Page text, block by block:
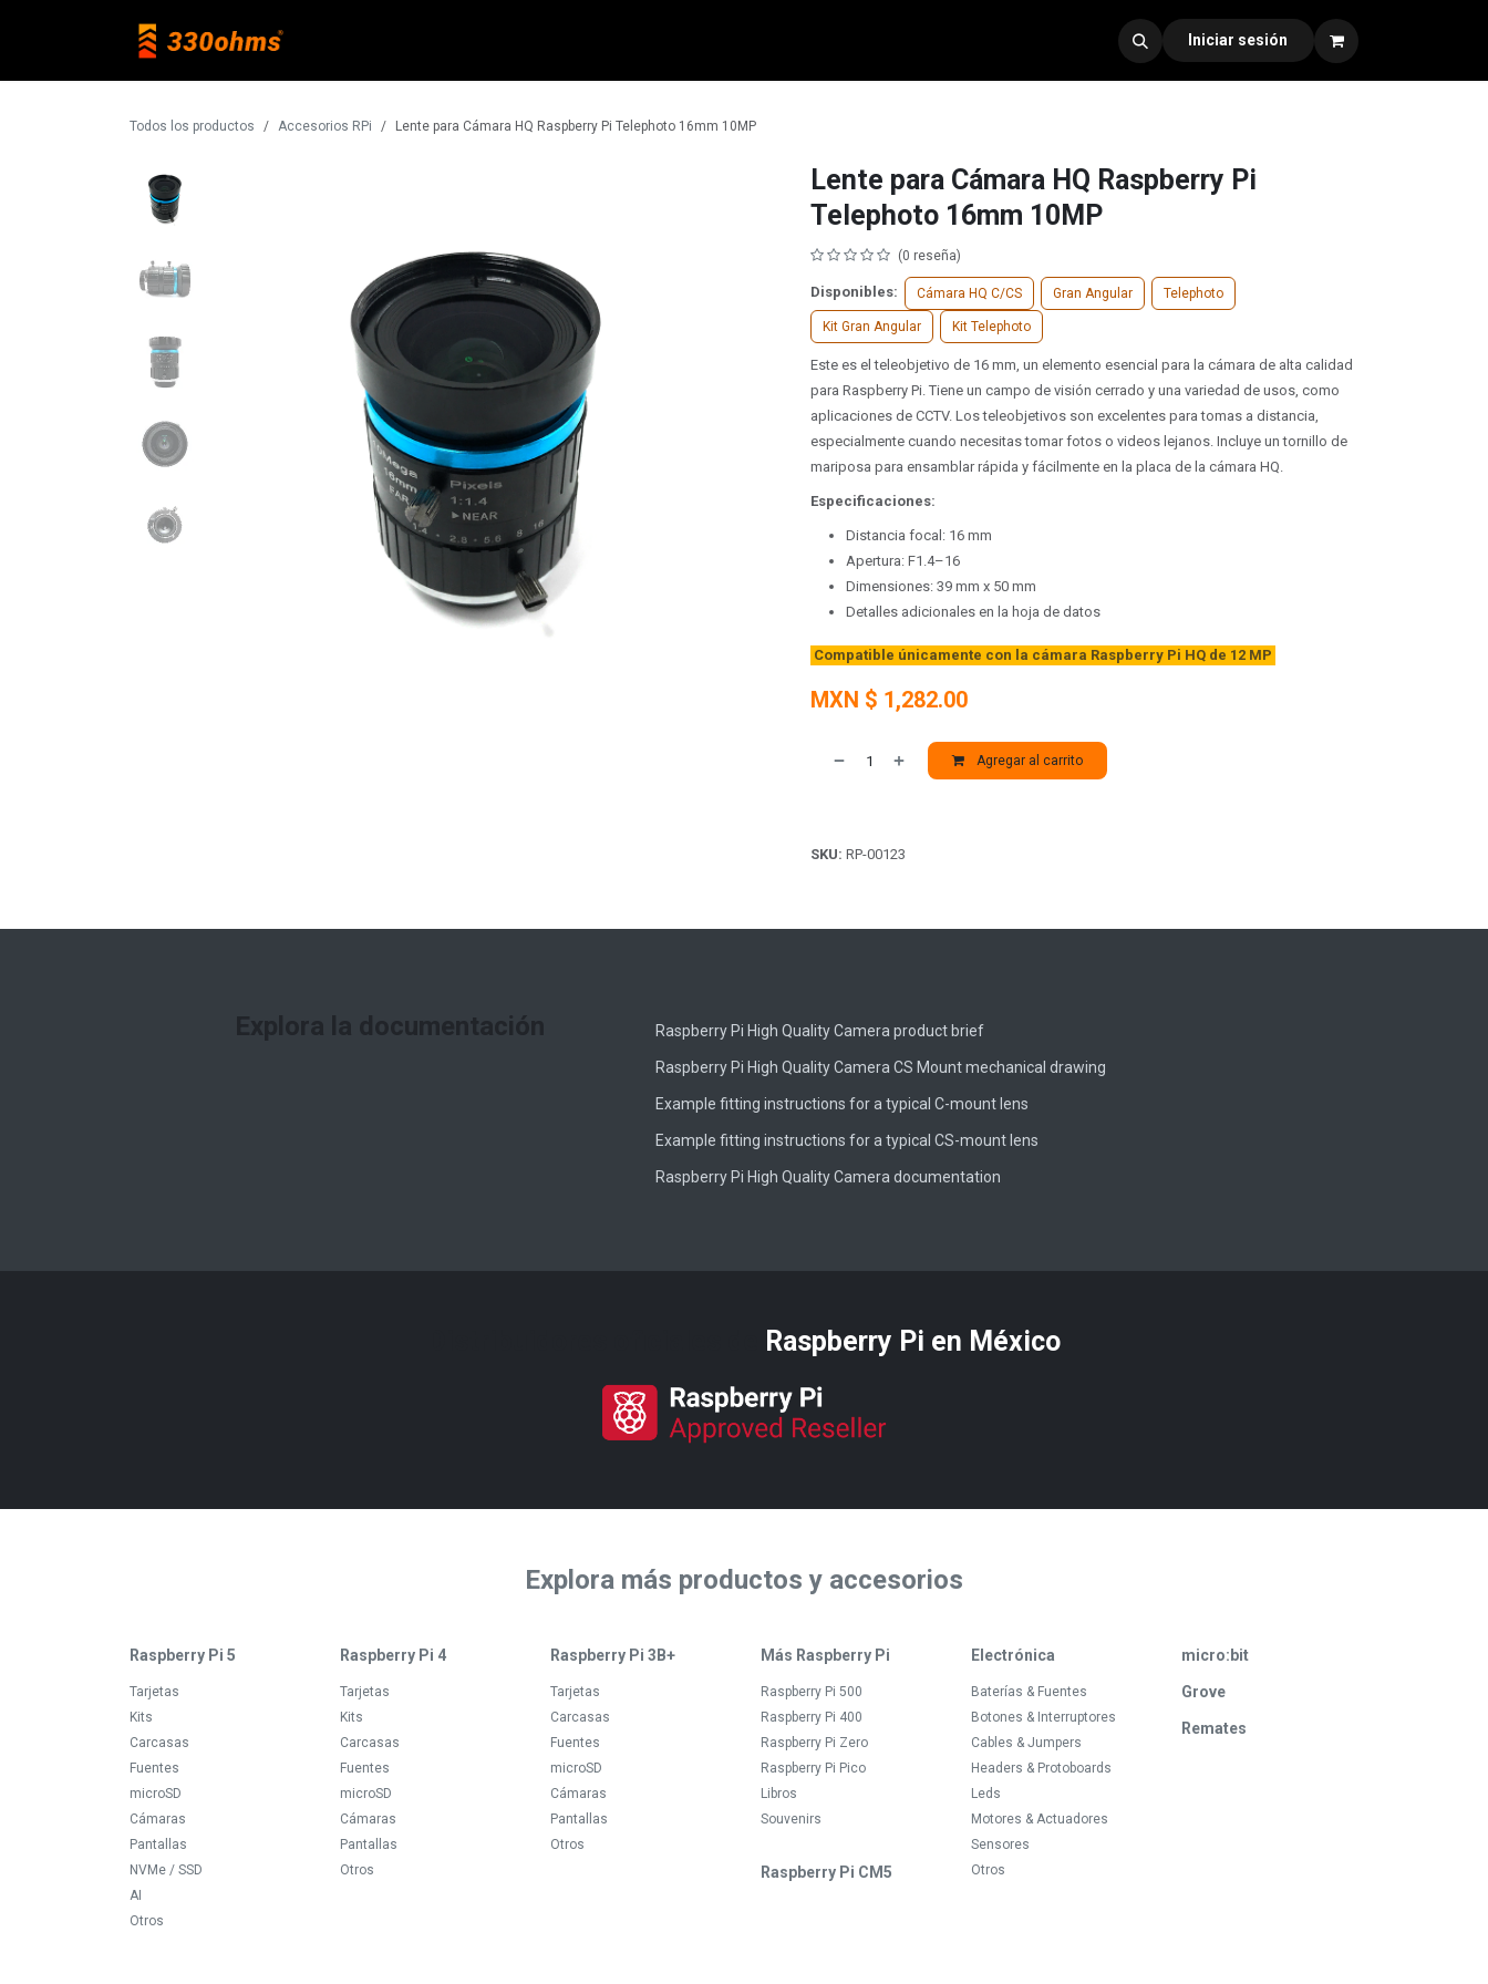
Iniciar sesión
Todos los productos Accesorios RPi Lente para Cámara HQ Raspberry Pi Telephoto 16mm 10MP
Lente para Cámara HQ Raspberry Pi
Telephoto 16mm 10MP
(0 reseña)
Disponibles: Cámara HQ C/CS Gran Angular Telephoto
Kit Gran Angular Kit Telephoto
Este es el teleobjetivo de 16 mm, un elemento esencial para la cámara de alta calidad
para Raspberry Pi. Tiene un campo de visión cerrado y una variedad de usos, como
aplicaciones de CCTV. Los teleobjetivos son excelentes para tomas a distancia,
especialmente cuando necesitas tomar fotos o videos lejanos. Incluye un tornillo de
mariposa para ensamblar rápida y fácilmente en la placa de la cámara HQ.
Especificaciones:
Distancia focal: 16 mm
Apertura: F1.4–16
Dimensiones: 39 mm x 50 mm
Detalles adicionales en la hoja de datos
Compatible únicamente con la cámara Raspberry Pi HQ de 12 MP
MXN $ 1,282.00
Agregar al carrito
SKU: RP-00123
Explora la documentación Raspberry Pi High Quality Camera product brief
Raspberry Pi High Quality Camera CS Mount mechanical drawing
Example fitting instructions for a typical C-mount lens
Example fitting instructions for a typical CS-mount lens
Raspberry Pi High Quality Camera documentation
Raspberry Pi​ en México
Explora más productos y accesorios
Raspberry Pi 5
Tarjetas
Kits
Carcasas
Fuentes
microSD
Cámaras
Pantallas
NVMe / SSD
AI
Otros
Raspberry Pi 4
Tarjetas
Kits
Carcasas
Fuentes
microSD
Cámaras
Pantallas
Otros
Raspberry Pi 3B+
Tarjetas
Carcasas
Fuentes
microSD
Cámaras
Pantallas
Otros
Más Raspberry Pi
Raspberry Pi 500
Raspberry Pi 400
Raspberry Pi Zero
Raspberry Pi Pico
Libros
Souvenirs
Raspberry Pi CM5
Electrónica
Baterías & Fuentes
Botones & Interruptores
Cables & Jumpers
Headers & Protoboards
Leds
Motores & Actuadores
Sensores
Otros
micro:bit
Grove
Remates